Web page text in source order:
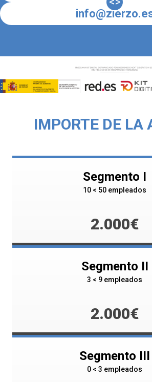
IMPORTE DE LA
Segmento I
10 < 50 empleados
2.000€
Segmento II
3 < 9 empleados
2.000€
Segmento III
0 < 3 empleados